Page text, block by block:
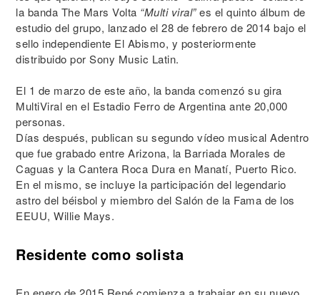
la banda The Mars Volta “Multi viral”es el quinto álbum de
estudio del grupo, lanzado el 28 de febrero de 2014 bajo el
sello independiente El Abismo, y posteriormente
distribuido por Sony Music Latin.
El 1 de marzo de este año, la banda comenzó su gira
MultiViral en el Estadio Ferro de Argentina ante 20,000
personas.
Días después, publican su segundo vídeo musical Adentro
que fue grabado entre Arizona, la Barriada Morales de
Caguas y la Cantera Roca Dura en Manatí, Puerto Rico.
En el mismo, se incluye la participación del legendario
astro del béisbol y miembro del Salón de la Fama de los
EEUU, Willie Mays.
Residente como solista